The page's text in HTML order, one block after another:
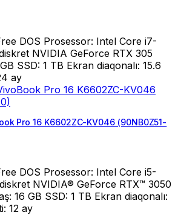
DOS Prosessor: Intel Core i7-
NVIDIA GeForce RTX 305
SSD: 1 TB Ekran diaqonalı: 15.6
ay
Pro 16 K6602ZC-KV046 (90NB0Z51-
DOS Prosessor: Intel Core i5-
NVIDIA® GeForce RTX™ 3050
16 GB SSD: 1 TB Ekran diaqonalı:
12 ay